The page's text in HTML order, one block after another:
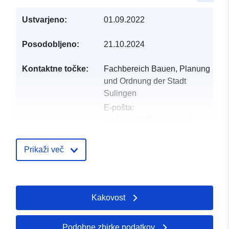
Ustvarjeno: 01.09.2022
Posodobljeno: 21.10.2024
Kontaktne točke:
Fachbereich Bauen, Planung
und Ordnung der Stadt
Sulingen
E-pošta:
http://www.sulingen.de/bauen-
wohnen/bauleitplanung/
Katalogski zapis: Dodano v data.europa.eu:
Prikaži več
Kakovost